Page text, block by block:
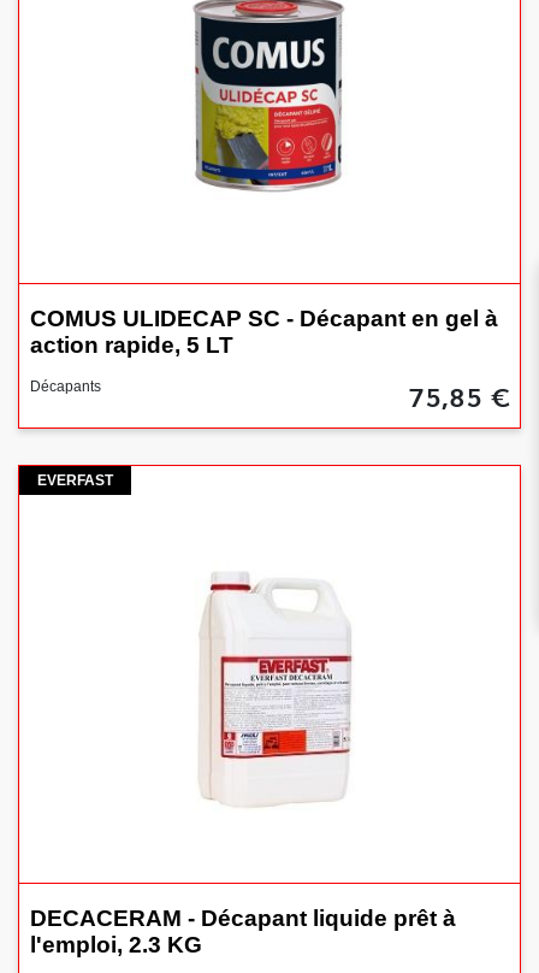
COMUS ULIDECAP SC - Décapant en gel à
action rapide, 5 LT
Décapants 75,85 €
EVERFAST
Everfast
DECACERAM - Décapant liquide prêt à
l'emploi, 2.3 KG